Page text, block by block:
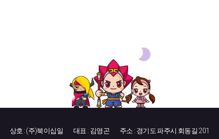
상호 : (주)북이십일 대표 : 김영곤 주소 : 경기도 파주시 회동길 201